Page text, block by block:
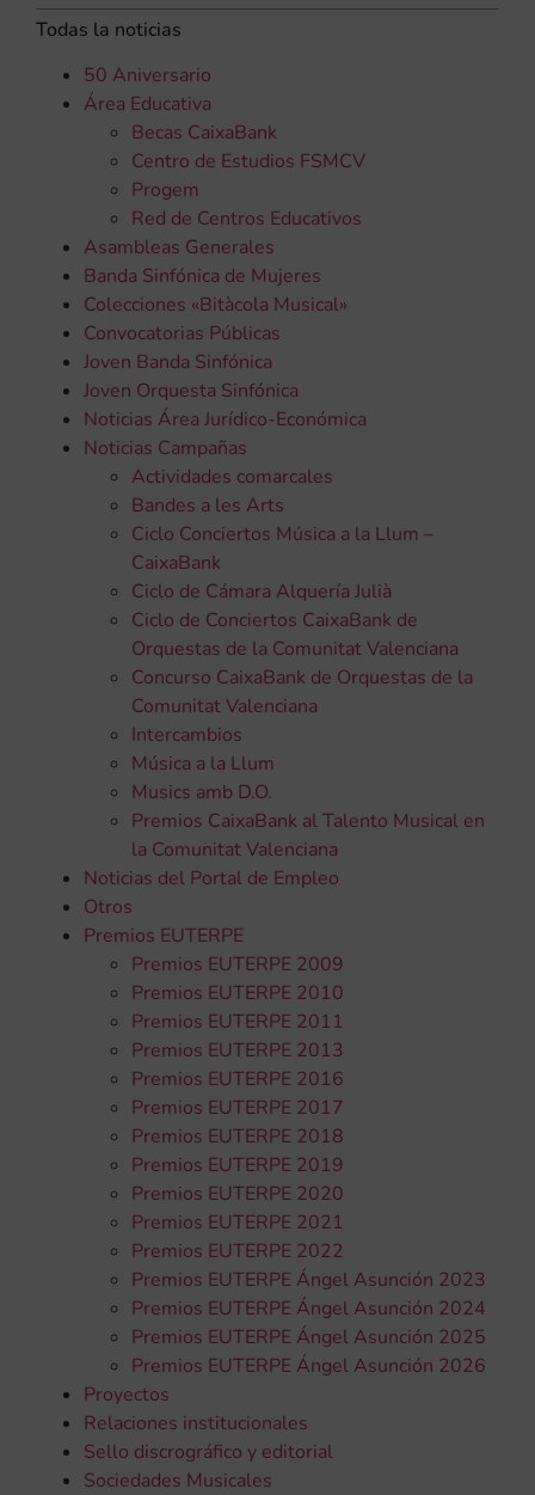
Todas la noticias
50 Aniversario
Área Educativa
Becas CaixaBank
Centro de Estudios FSMCV
Progem
Red de Centros Educativos
Asambleas Generales
Banda Sinfónica de Mujeres
Colecciones «Bitàcola Musical»
Convocatorias Públicas
Joven Banda Sinfónica
Joven Orquesta Sinfónica
Noticias Área Jurídico-Económica
Noticias Campañas
Actividades comarcales
Bandes a les Arts
Ciclo Conciertos Música a la Llum –
CaixaBank
Ciclo de Cámara Alquería Julià
Ciclo de Conciertos CaixaBank de
Orquestas de la Comunitat Valenciana
Concurso CaixaBank de Orquestas de la
Comunitat Valenciana
Intercambios
Música a la Llum
Musics amb D.O.
Premios CaixaBank al Talento Musical en
la Comunitat Valenciana
Noticias del Portal de Empleo
Otros
Premios EUTERPE
Premios EUTERPE 2009
Premios EUTERPE 2010
Premios EUTERPE 2011
Premios EUTERPE 2013
Premios EUTERPE 2016
Premios EUTERPE 2017
Premios EUTERPE 2018
Premios EUTERPE 2019
Premios EUTERPE 2020
Premios EUTERPE 2021
Premios EUTERPE 2022
Premios EUTERPE Ángel Asunción 2023
Premios EUTERPE Ángel Asunción 2024
Premios EUTERPE Ángel Asunción 2025
Premios EUTERPE Ángel Asunción 2026
Proyectos
Relaciones institucionales
Sello discrográfico y editorial
Sociedades Musicales